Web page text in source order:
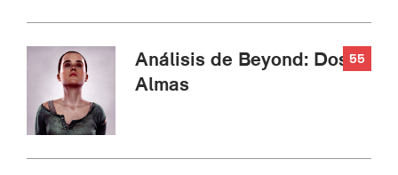
55
Análisis de Beyond: Dos
Almas